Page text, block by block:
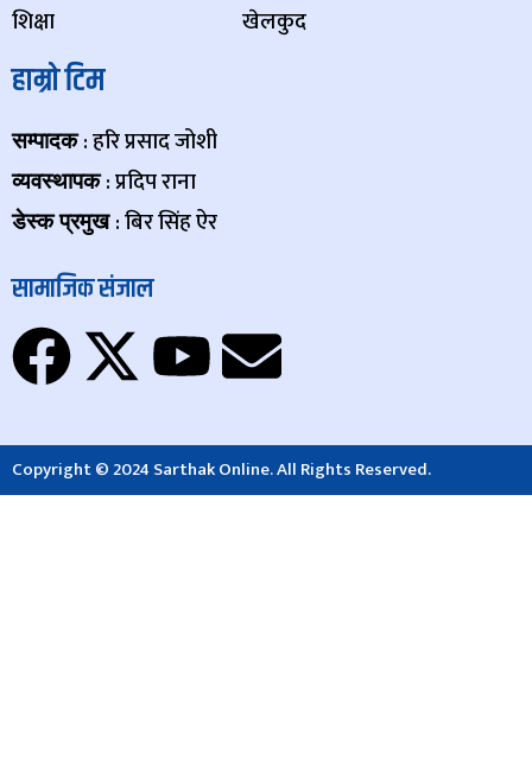
शिक्षा
खेलकुद
हाम्रो टिम
सम्पादक: हरि प्रसाद जोशी
व्यवस्थापक: प्रदिप राना
डेस्क प्रमुख : बिर सिंह ऐर
सामाजिक संजाल
Copyright © 2024 Sarthak Online. All Rights Reserved.